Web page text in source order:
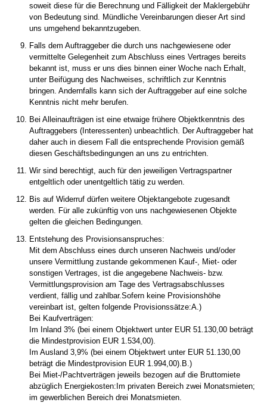
soweit diese für die Berechnung und Fälligkeit der Maklergebühr
von Bedeutung sind. Mündliche Vereinbarungen dieser Art sind
uns umgehend bekanntzugeben.
Falls dem Auftraggeber die durch uns nachgewiesene oder
vermittelte Gelegenheit zum Abschluss eines Vertrages bereits
bekannt ist, muss er uns dies binnen einer Woche nach Erhalt,
unter Beifügung des Nachweises, schriftlich zur Kenntnis
bringen. Andernfalls kann sich der Auftraggeber auf eine solche
Kenntnis nicht mehr berufen.
Bei Alleinaufträgen ist eine etwaige frühere Objektkenntnis des
Auftraggebers (Interessenten) unbeachtlich. Der Auftraggeber hat
daher auch in diesem Fall die entsprechende Provision gemäß
diesen Geschäftsbedingungen an uns zu entrichten.
Wir sind berechtigt, auch für den jeweiligen Vertragspartner
entgeltlich oder unentgeltlich tätig zu werden.
Bis auf Widerruf dürfen weitere Objektangebote zugesandt
werden. Für alle zukünftig von uns nachgewiesenen Objekte
gelten die gleichen Bedingungen.
Entstehung des Provisionsanspruches:
Mit dem Abschluss eines durch unseren Nachweis und/oder
unsere Vermittlung zustande gekommenen Kauf-, Miet- oder
sonstigen Vertrages, ist die angegebene Nachweis- bzw.
Vermittlungsprovision am Tage des Vertragsabschlusses
verdient, fällig und zahlbar.Sofern keine Provisionshöhe
vereinbart ist, gelten folgende Provisionssätze:A.)
Bei Kaufverträgen:
Im Inland 3% (bei einem Objektwert unter EUR 51.130,00 beträgt
die Mindestprovision EUR 1.534,00).
Im Ausland 3,9% (bei einem Objektwert unter EUR 51.130,00
beträgt die Mindestprovision EUR 1.994,00).B.)
Bei Miet-/Pachtverträgen jeweils bezogen auf die Bruttomiete
abzüglich Energiekosten:Im privaten Bereich zwei Monatsmieten;
im gewerblichen Bereich drei Monatsmieten.